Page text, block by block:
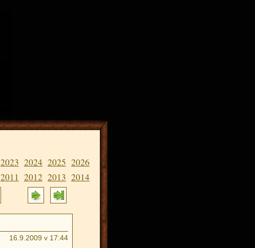
2026
2025
2024
2023
2014
2013
2012
2011
16.9.2009 v 17:44